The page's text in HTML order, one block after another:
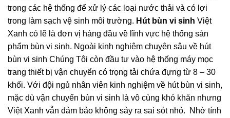
trong các hệ thống để xử lý các loại nước thải và có lợi
trong làm sạch vệ sinh môi trường. Hút bùn vi sinh Việt
Xanh có lẽ là đơn vị hàng đầu về lĩnh vực hệ thống sản
phẩm bùn vi sinh. Ngoài kinh nghiệm chuyên sâu về hút
bùn vi sinh Chúng Tôi còn đầu tư vào hệ thống máy mọc
trang thiết bị vận chuyển có trọng tải chứa đựng từ 8 – 30
khối. Với đội ngủ nhân viên kinh nghiệm về hút bùn vi sinh,
mặc dù vận chuyển bùn vi sinh là vô cùng khó khăn nhưng
Việt Xanh vẫn đảm bảo không sảy ra sai sót nhỏ. Nhờ tính